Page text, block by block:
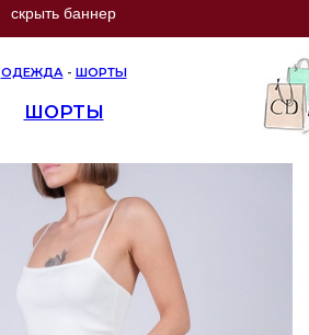
скрыть баннер
ОДЕЖДА- ШОРТЫ
ШОРТЫ